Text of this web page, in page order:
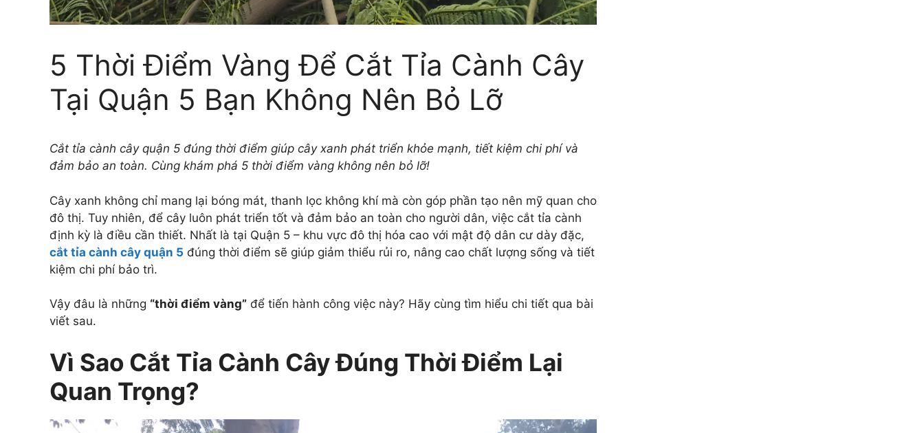
5 Thời Điểm Vàng Để Cắt Tỉa Cành Cây
Tại Quận 5 Bạn Không Nên Bỏ Lỡ
Cắt tỉa cành cây quận 5 đúng thời điểm giúp cây xanh phát triển khỏe mạnh, tiết kiệm chi phí và
đảm bảo an toàn. Cùng khám phá 5 thời điểm vàng không nên bỏ lỡ!
Cây xanh không chỉ mang lại bóng mát, thanh lọc không khí mà còn góp phần tạo nên mỹ quan cho
đô thị. Tuy nhiên, để cây luôn phát triển tốt và đảm bảo an toàn cho người dân, việc cắt tỉa cành
định kỳ là điều cần thiết. Nhất là tại Quận 5 – khu vực đô thị hóa cao với mật độ dân cư dày đặc,
cắt tỉa cành cây quận 5 đúng thời điểm sẽ giúp giảm thiểu rủi ro, nâng cao chất lượng sống và tiết
kiệm chi phí bảo trì.
Vậy đâu là những “thời điểm vàng” để tiến hành công việc này? Hãy cùng tìm hiểu chi tiết qua bài
viết sau.
Vì Sao Cắt Tỉa Cành Cây Đúng Thời Điểm Lại
Quan Trọng?